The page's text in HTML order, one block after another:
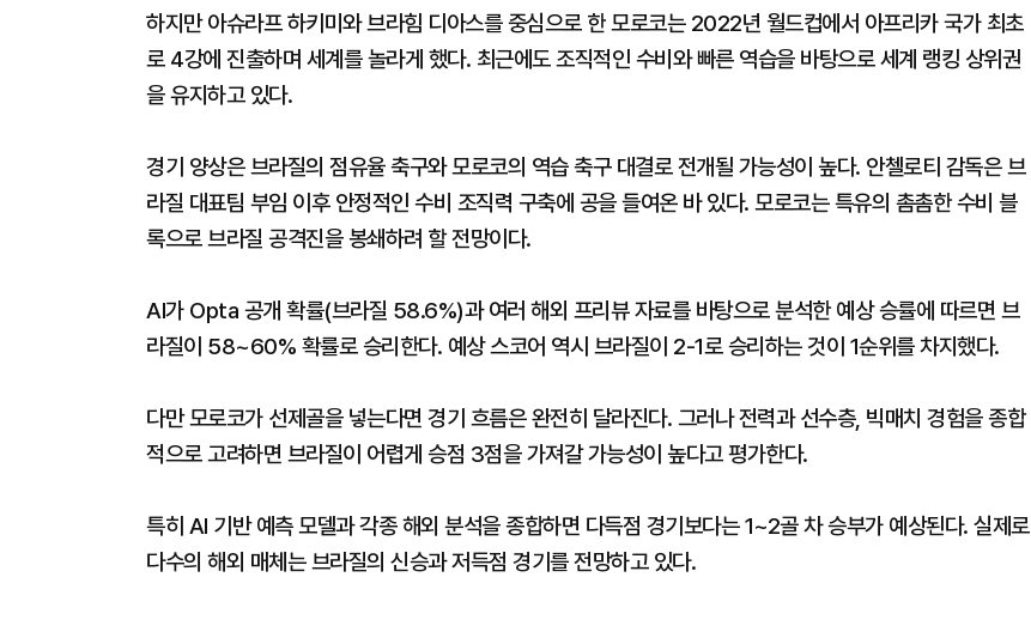
하지만 아슈라프 하키미와 브라힘 디아스를 중심으로 한 모로코는 2022년 월드컵에서 아프리카 국가 최초
로 4강에 진출하며 세계를 놀라게 했다. 최근에도 조직적인 수비와 빠른 역습을 바탕으로 세계 랭킹 상위권
을 유지하고 있다.
경기 양상은 브라질의 점유율 축구와 모로코의 역습 축구 대결로 전개될 가능성이 높다. 안첼로티 감독은 브
라질 대표팀 부임 이후 안정적인 수비 조직력 구축에 공을 들여온 바 있다. 모로코는 특유의 촘촘한 수비 블
록으로 브라질 공격진을 봉쇄하려 할 전망이다.
AI가 Opta 공개 확률(브라질 58.6%)과 여러 해외 프리뷰 자료를 바탕으로 분석한 예상 승률에 따르면 브
라질이 58~60% 확률로 승리한다. 예상 스코어 역시 브라질이 2-1로 승리하는 것이 1순위를 차지했다.
다만 모로코가 선제골을 넣는다면 경기 흐름은 완전히 달라진다. 그러나 전력과 선수층, 빅매치 경험을 종합
적으로 고려하면 브라질이 어렵게 승점 3점을 가져갈 가능성이 높다고 평가한다.
특히 AI 기반 예측 모델과 각종 해외 분석을 종합하면 다득점 경기보다는 1~2골 차 승부가 예상된다. 실제로
다수의 해외 매체는 브라질의 신승과 저득점 경기를 전망하고 있다.